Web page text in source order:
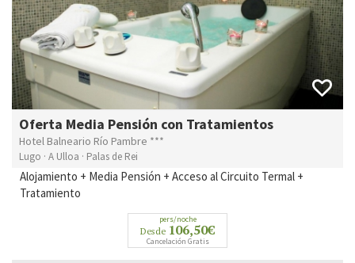
Oferta Media Pensión con Tratamientos
Hotel Balneario Río Pambre ***
Lugo · A Ulloa · Palas de Rei
Alojamiento + Media Pensión + Acceso al Circuito Termal +
Tratamiento
pers/noche
Desde 106,50€
Cancelación Gratis